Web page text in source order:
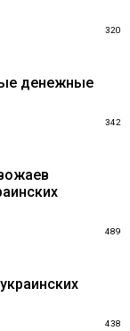
320
денежные
342
489
438